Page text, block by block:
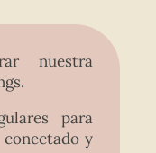
nuestra
para
y